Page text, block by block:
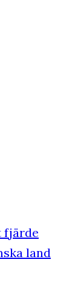
fjärde
land